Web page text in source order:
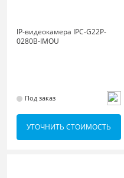
IP-видеокамера IPC-G22P-
0280B-IMOU
Под заказ
УТОЧНИТЬ СТОИМОСТЬ